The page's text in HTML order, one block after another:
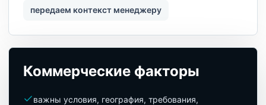
передаем контекст менеджеру
Коммерческие факторы
важны условия, география, требования,